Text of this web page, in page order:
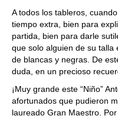
A todos los tableros,
tiempo extra, bien para
partida, bien para darle
que solo alguien de su talla
de blancas y negras. De
duda, en un precioso
¡Muy grande este “Niño”
afortunados que pudieron
laureado Gran Maestro.